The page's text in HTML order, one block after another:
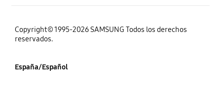
Copyright© 1995-2026 SAMSUNG Todos los derechos
reservados.
España/Español